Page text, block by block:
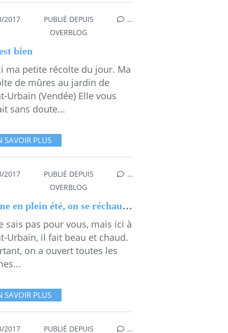
MEMOIRE
2017
PUBLIÉ DEPUIS
OVERBLOG
…
bien
ma petite récolte du jour. Ma
de mûres au jardin de
Urbain (Vendée) Elle vous
sans doute...
SAVOIR PLUS
2017
PUBLIÉ DEPUIS
OVERBLOG
…
Même en plein été, on se réchauffe 💕
sais pas pour vous, mais ici à
Urbain, il fait beau et chaud.
on a ouvert toutes les
SAVOIR PLUS
2017
PUBLIÉ DEPUIS
…